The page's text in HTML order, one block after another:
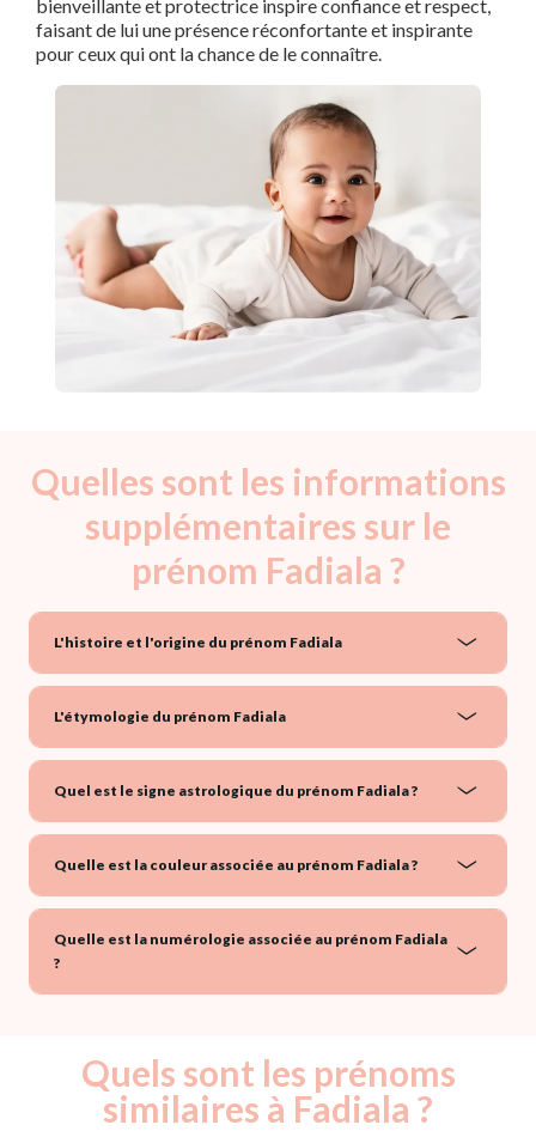
bienveillante et protectrice inspire confiance et respect,
faisant de lui une présence réconfortante et inspirante
pour ceux qui ont la chance de le connaître.
Quelles sont les informations
supplémentaires sur le
prénom Fadiala ?
L'histoire et l'origine du prénom Fadiala
L'étymologie du prénom Fadiala
Quel est le signe astrologique du prénom Fadiala ?
Quelle est la couleur associée au prénom Fadiala ?
Quelle est la numérologie associée au prénom Fadiala
?
Quels sont les prénoms
similaires à Fadiala ?